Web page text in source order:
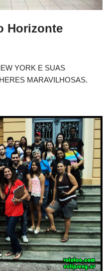
Horizonte
YORK E SUAS
MARAVILHOSAS.